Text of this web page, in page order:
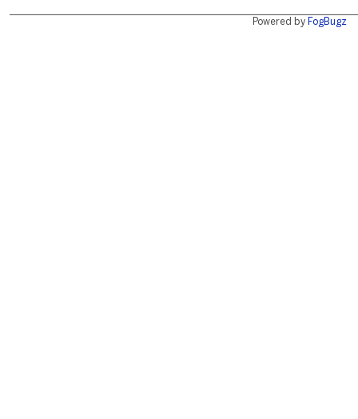
Powered by FogBugz